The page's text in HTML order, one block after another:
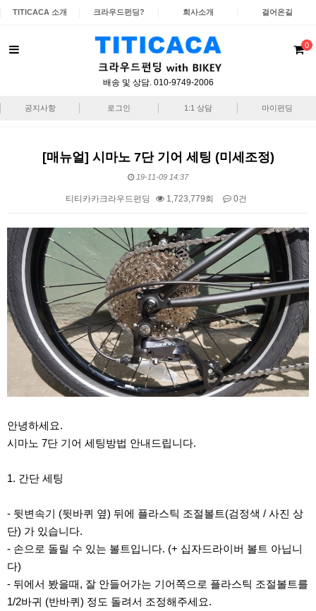
TITICACA 소개 크라우드펀딩? 회사소개 걸어온길
배송 및 상담. 010-9749-2006
0
공지사항 로그인 1:1 상담 마이펀딩
[매뉴얼] 시마노 7단 기어 세팅 (미세조정)
19-11-09 14:37
티티카카크라우드펀딩 1,723,779회 0건
본문
안녕하세요.
시마노 7단 기어 세팅방법 안내드립니다.
1. 간단 세팅
- 뒷변속기 (뒷바퀴 옆) 뒤에 플라스틱 조절볼트(검정색 / 사진 상
단) 가 있습니다.
- 손으로 돌릴 수 있는 볼트입니다. (+ 십자드라이버 볼트 아닙니
다)
- 뒤에서 봤을때, 잘 안들어가는 기어쪽으로 플라스틱 조절볼트를
1/2바귀 (반바퀴) 정도 돌려서 조정해주세요.